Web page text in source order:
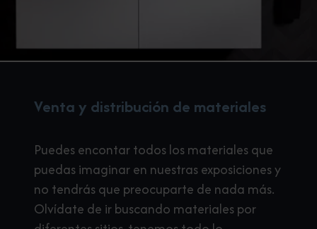
Venta y distribución de materiales
Puedes encontar todos los materiales que
puedas imaginar en nuestras exposiciones y
no tendrás que preocuparte de nada más.
Olvídate de ir buscando materiales por